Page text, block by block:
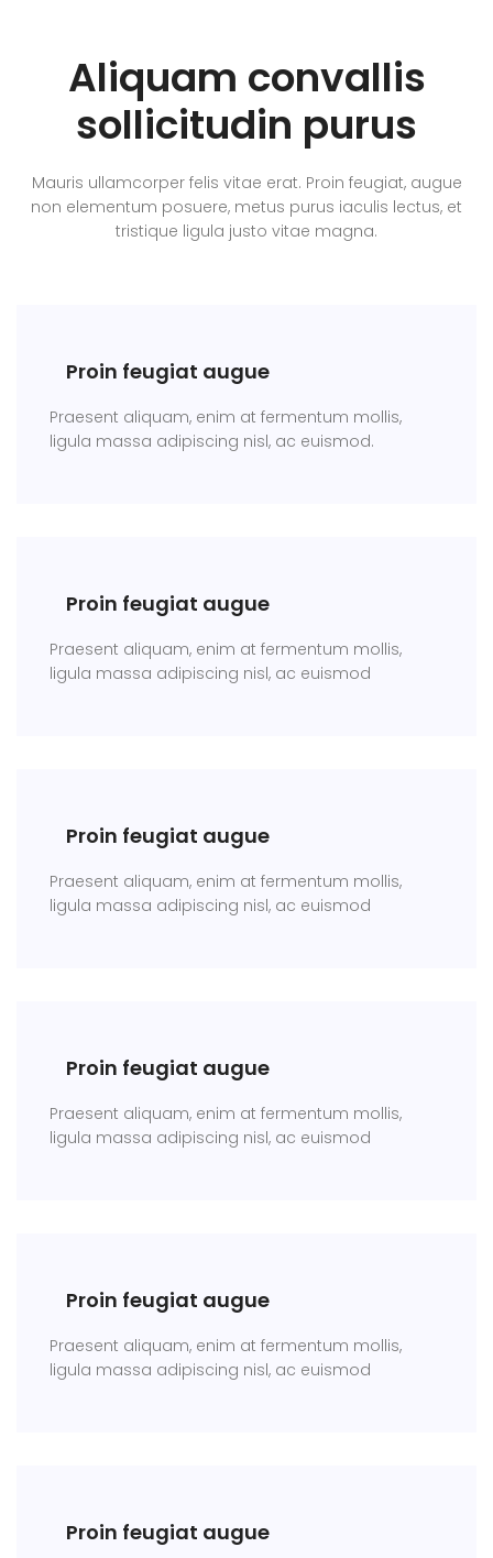
Aliquam convallis
sollicitudin purus
Mauris ullamcorper felis vitae erat. Proin feugiat, augue
non elementum posuere, metus purus iaculis lectus, et
tristique ligula justo vitae magna.
Proin feugiat augue
Praesent aliquam, enim at fermentum mollis,
ligula massa adipiscing nisl, ac euismod.
Proin feugiat augue
Praesent aliquam, enim at fermentum mollis,
ligula massa adipiscing nisl, ac euismod
Proin feugiat augue
Praesent aliquam, enim at fermentum mollis,
ligula massa adipiscing nisl, ac euismod
Proin feugiat augue
Praesent aliquam, enim at fermentum mollis,
ligula massa adipiscing nisl, ac euismod
Proin feugiat augue
Praesent aliquam, enim at fermentum mollis,
ligula massa adipiscing nisl, ac euismod
Proin feugiat augue